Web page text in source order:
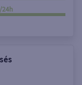
24h